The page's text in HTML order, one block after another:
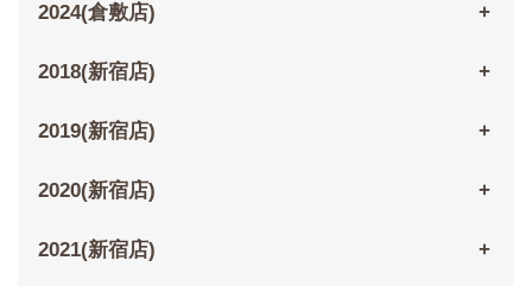
2024(倉敷店)
2018(新宿店)
2019(新宿店)
2020(新宿店)
2021(新宿店)